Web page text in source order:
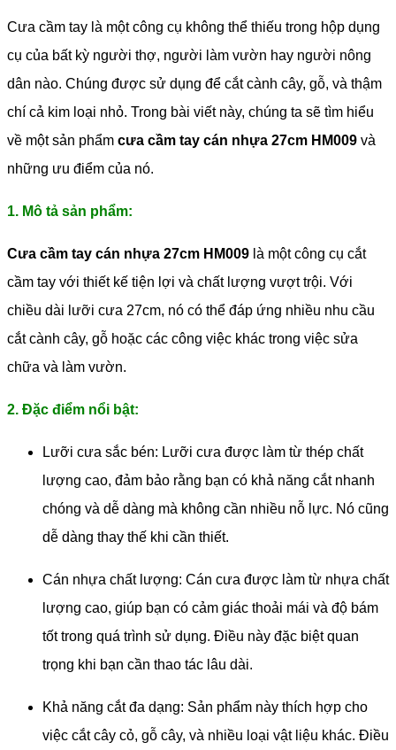
Cưa cầm tay là một công cụ không thể thiếu trong hộp dụng
cụ của bất kỳ người thợ, người làm vườn hay người nông
dân nào. Chúng được sử dụng để cắt cành cây, gỗ, và thậm
chí cả kim loại nhỏ. Trong bài viết này, chúng ta sẽ tìm hiểu
về một sản phẩm cưa cầm tay cán nhựa 27cm HM009 và
những ưu điểm của nó.
1. Mô tả sản phẩm:
Cưa cầm tay cán nhựa 27cm HM009 là một công cụ cắt
cầm tay với thiết kế tiện lợi và chất lượng vượt trội. Với
chiều dài lưỡi cưa 27cm, nó có thể đáp ứng nhiều nhu cầu
cắt cành cây, gỗ hoặc các công việc khác trong việc sửa
chữa và làm vườn.
2. Đặc điểm nổi bật:
Lưỡi cưa sắc bén: Lưỡi cưa được làm từ thép chất
lượng cao, đảm bảo rằng bạn có khả năng cắt nhanh
chóng và dễ dàng mà không cần nhiều nỗ lực. Nó cũng
dễ dàng thay thế khi cần thiết.
Cán nhựa chất lượng: Cán cưa được làm từ nhựa chất
lượng cao, giúp bạn có cảm giác thoải mái và độ bám
tốt trong quá trình sử dụng. Điều này đặc biệt quan
trọng khi bạn cần thao tác lâu dài.
Khả năng cắt đa dạng: Sản phẩm này thích hợp cho
việc cắt cây cỏ, gỗ cây, và nhiều loại vật liệu khác. Điều